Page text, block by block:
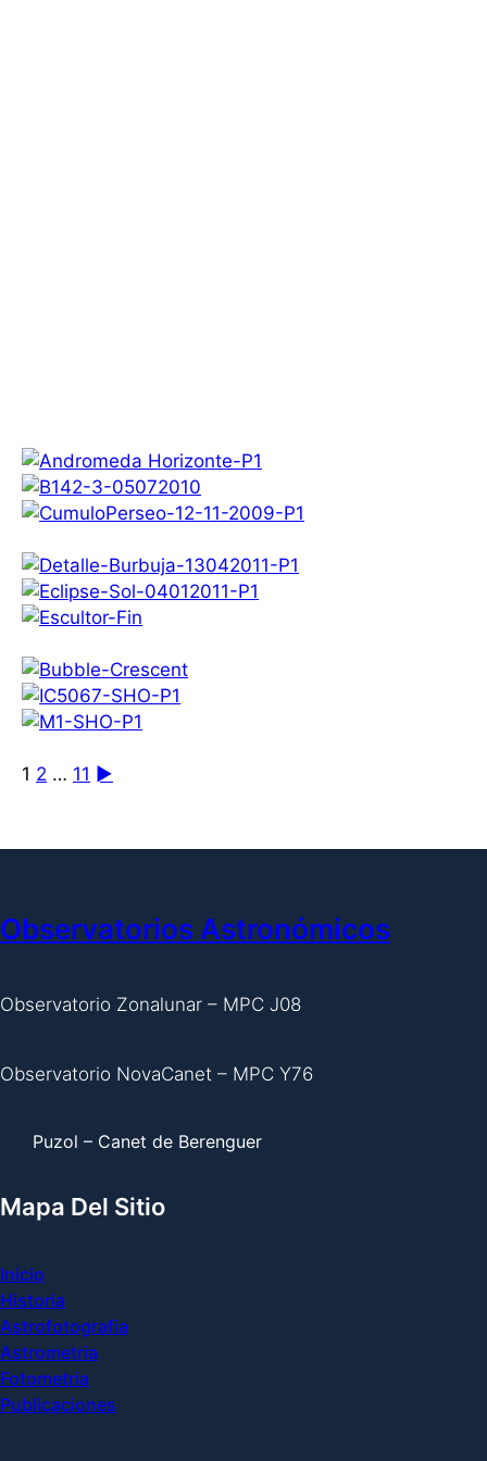
1 2 … 11 ►
Observatorios Astronómicos
Observatorio Zonalunar – MPC J08
Observatorio NovaCanet – MPC Y76
Puzol – Canet de Berenguer
Mapa Del Sitio
Inicio
Historia
Astrofotografia
Astrometria
Fotometria
Publicaciones